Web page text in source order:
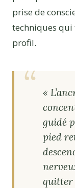
prise de
techniques
profil.
«
guidé
pied
quitter